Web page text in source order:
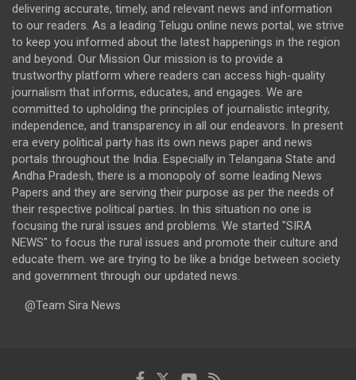
delivering accurate, timely, and relevant news and information
to our readers. As a leading Telugu online news portal, we strive
to keep you informed about the latest happenings in the region
and beyond. Our Mission Our mission is to provide a
trustworthy platform where readers can access high-quality
journalism that informs, educates, and engages. We are
committed to upholding the principles of journalistic integrity,
independence, and transparency in all our endeavors. In present
era every political party has its own news paper and news
portals throughout the India. Especially in Telangana State and
Andha Pradesh, there is a monopoly of some leading News
Papers and they are serving their purpose as per the needs of
their respective political parties. In this situation no one is
focusing the rural issues and problems. We started "SIRA
NEWS" to focus the rural issues and promote their culture and
educate them. we are trying to be like a bridge between society
and government through our updated news.
@Team Sira News